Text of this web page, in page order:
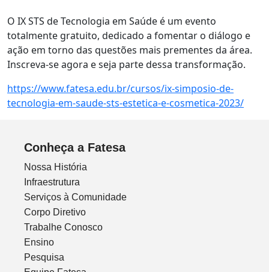
O IX STS de Tecnologia em Saúde é um evento
totalmente gratuito, dedicado a fomentar o diálogo e
ação em torno das questões mais prementes da área.
Inscreva-se agora e seja parte dessa transformação.
https://www.fatesa.edu.br/cursos/ix-simposio-de-
tecnologia-em-saude-sts-estetica-e-cosmetica-2023/
Conheça a Fatesa
Nossa História
Infraestrutura
Serviços à Comunidade
Corpo Diretivo
Trabalhe Conosco
Ensino
Pesquisa